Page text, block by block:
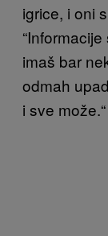
igrice, i oni
imaš bar
odmah
i sve može.“